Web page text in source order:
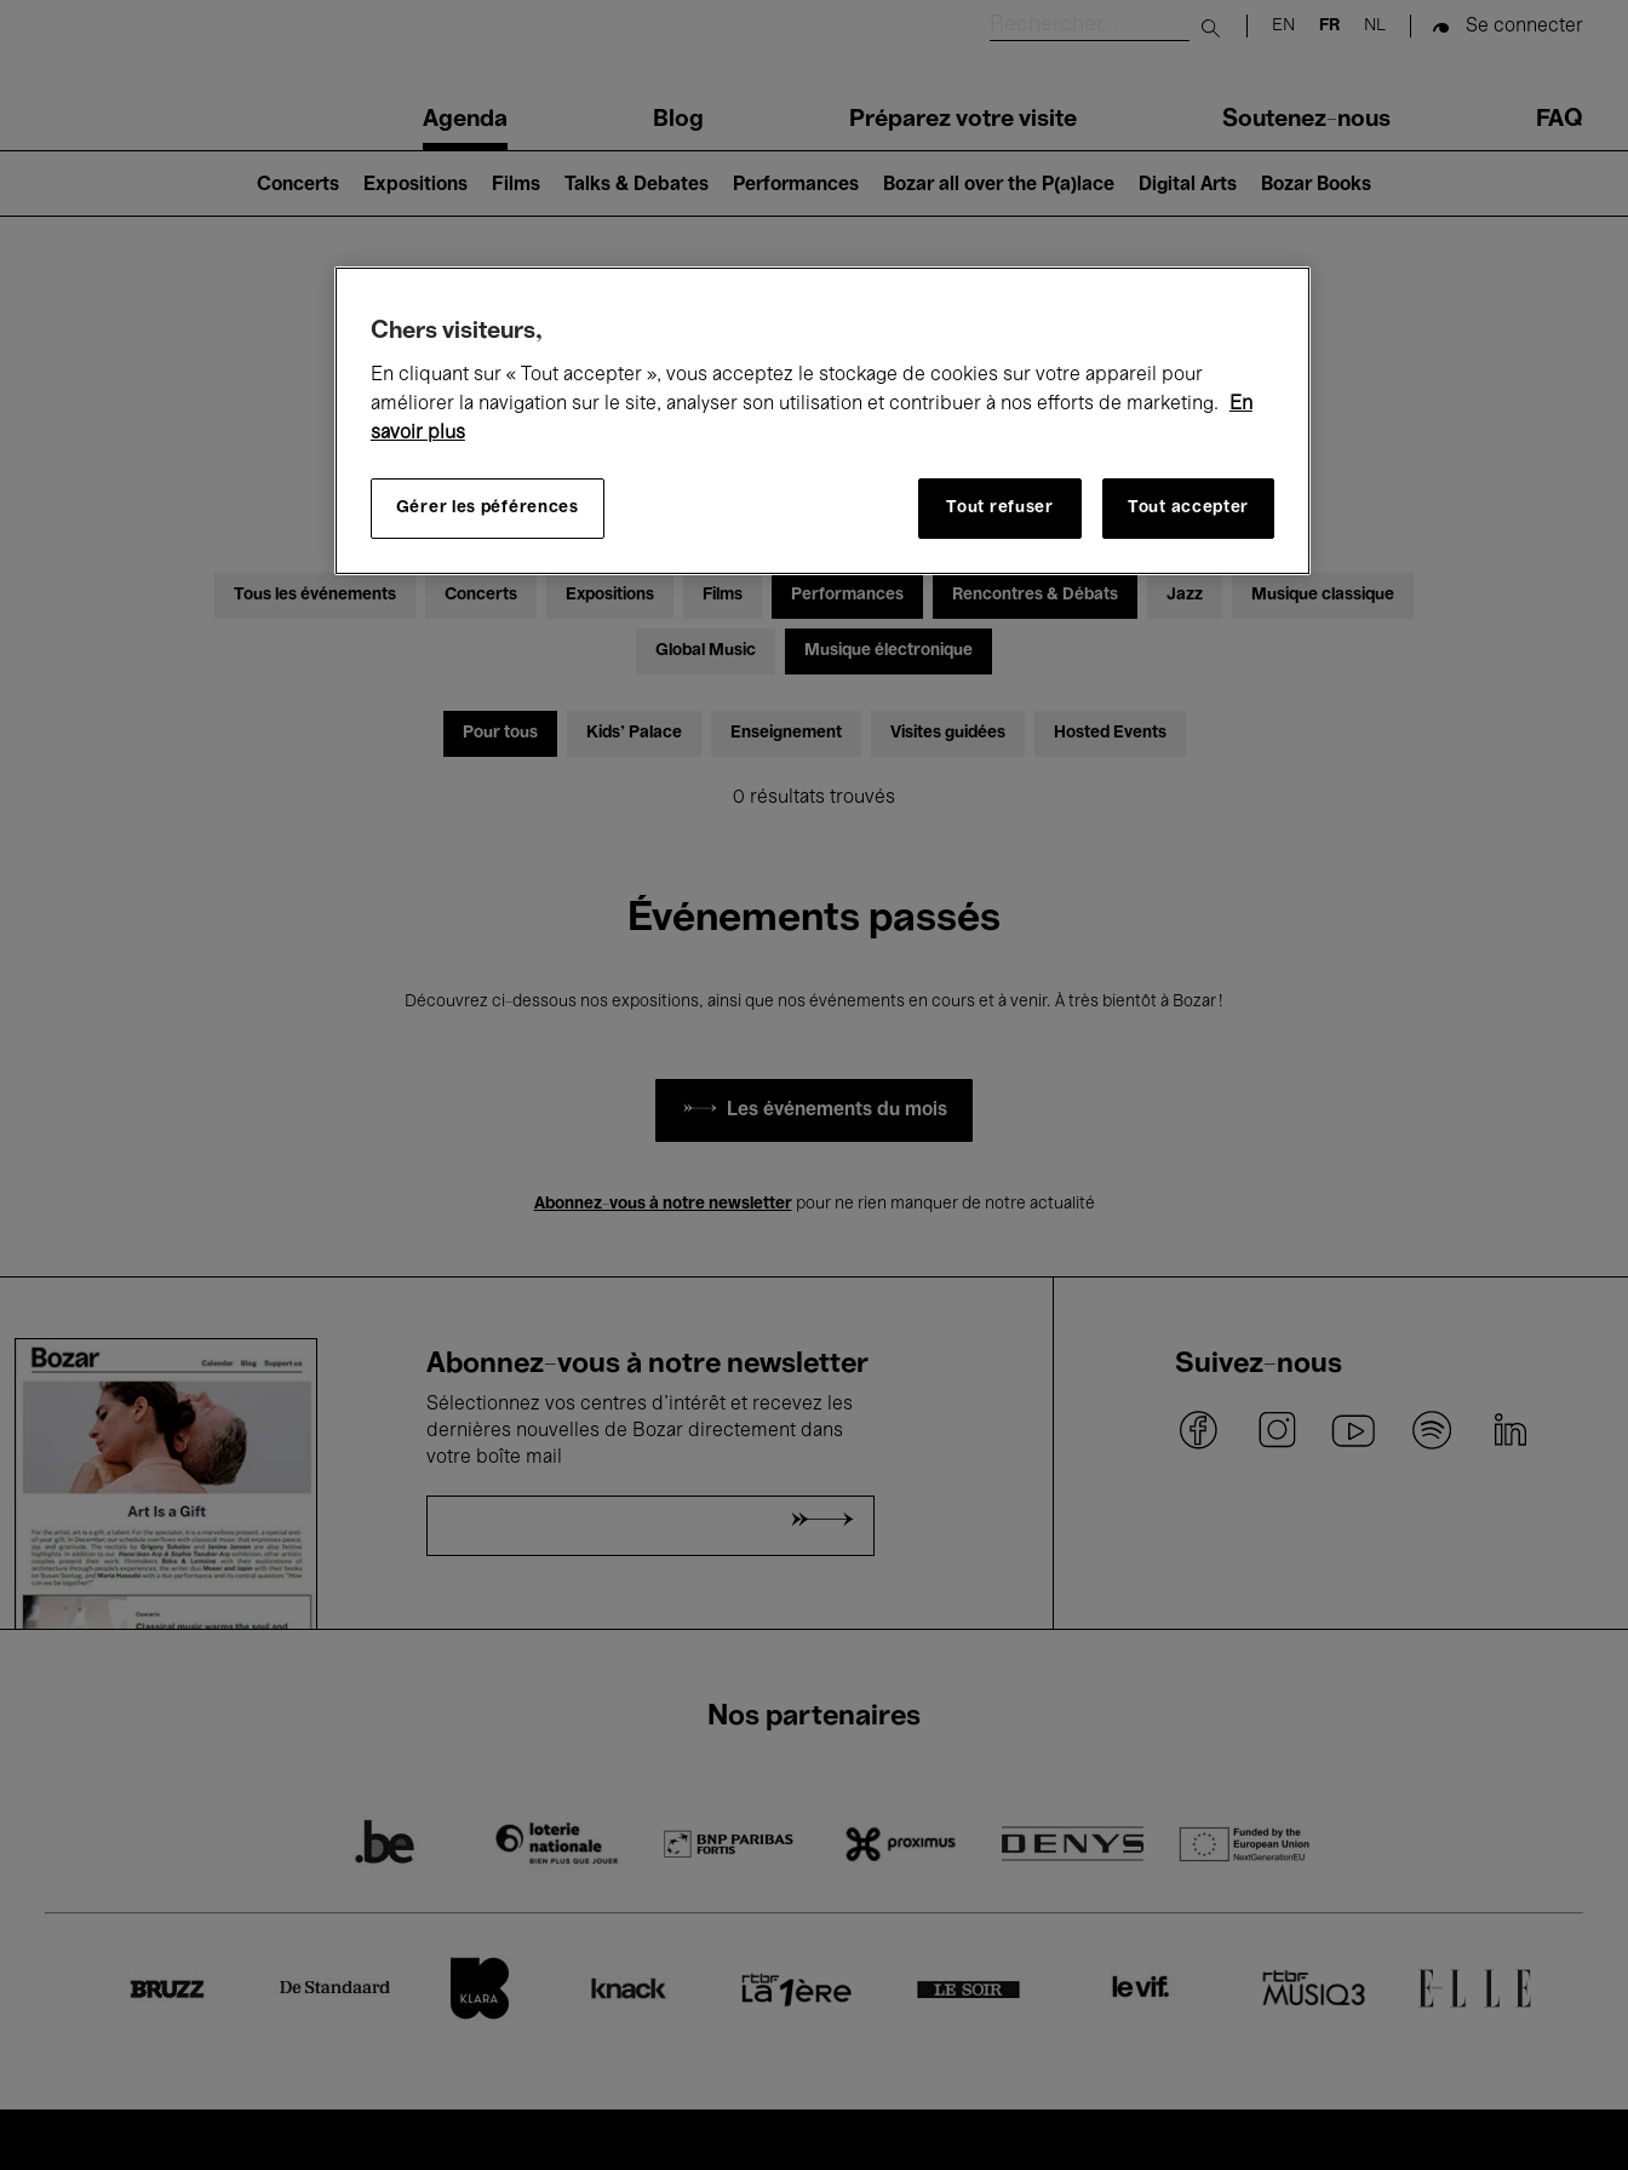
Submit search
EN FR NL Se connecter
navigationAgenda Blog Préparez votre visite Soutenez-nous FAQ
2)
Concerts Expositions Films Talks & Debates Performances Bozar all over the P(a)lace Digital Arts Bozar Books
Ce qui se passe à Bozar
Tous les événements Concerts Expositions Films Performances Rencontres & Débats Jazz Musique classique
Global Music Musique électronique
Pour tous Kids’ Palace Enseignement Visites guidées Hosted Events
0 résultats trouvés
Événements passés
Découvrez ci-dessous nos expositions, ainsi que nos événements en cours et à venir. À très bientôt à Bozar !
Les événements du mois
Abonnez-vous à notre newsletterpour ne rien manquer de notre actualité
Abonnez-vous à notre newsletter
Sélectionnez vos centres d'intérêt et recevez les
dernières nouvelles de Bozar directement dans
votre boîte mail
Suivez-nous
Nos partenaires
Chers visiteurs,
En cliquant sur « Tout accepter », vous acceptez le stockage de cookies sur votre appareil pour
améliorer la navigation sur le site, analyser son utilisation et contribuer à nos efforts de marketing.
En
savoir plus
Gérer les péférences Tout refuser Tout accepter